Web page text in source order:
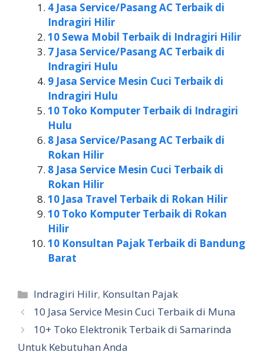
4 Jasa Service/Pasang AC Terbaik di
Indragiri Hilir
10 Sewa Mobil Terbaik di Indragiri Hilir
7 Jasa Service/Pasang AC Terbaik di
Indragiri Hulu
9 Jasa Service Mesin Cuci Terbaik di
Indragiri Hulu
10 Toko Komputer Terbaik di Indragiri
Hulu
8 Jasa Service/Pasang AC Terbaik di
Rokan Hilir
8 Jasa Service Mesin Cuci Terbaik di
Rokan Hilir
10 Jasa Travel Terbaik di Rokan Hilir
10 Toko Komputer Terbaik di Rokan
Hilir
10 Konsultan Pajak Terbaik di Bandung
Barat
Kategori
Indragiri Hilir, Konsultan Pajak
10 Jasa Service Mesin Cuci Terbaik di Muna
10+ Toko Elektronik Terbaik di Samarinda
Untuk Kebutuhan Anda